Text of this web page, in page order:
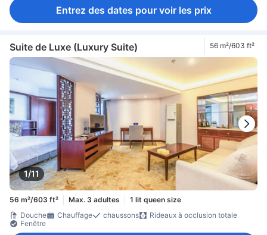
Non-fumeurEntrez des dates pour voir les prix
Suite de Luxe (Luxury Suite) 56 m²/603 ft²
1/11
56 m²/603 ft² Max. 3 adultes
1 lit queen size
Douche
Chauffage chaussons
Rideaux à occlusion totale
Fenêtre